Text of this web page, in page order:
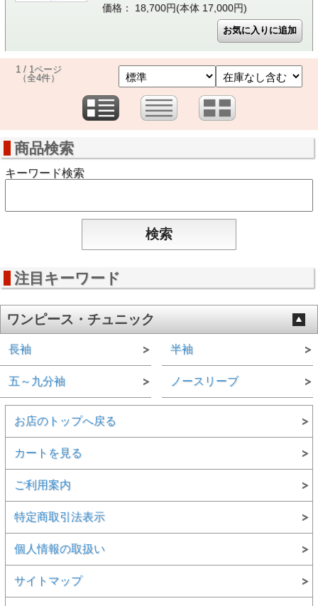
価格： 18,700円(本体 17,000円)
1 / 1ページ
（全4件）
商品検索
キーワード検索
注目キーワード
ワンピース・チュニック
長袖
五～九分袖
半袖
ノースリーブ
お店のトップへ戻る
カートを見る
ご利用案内
特定商取引法表示
個人情報の取扱い
サイトマップ